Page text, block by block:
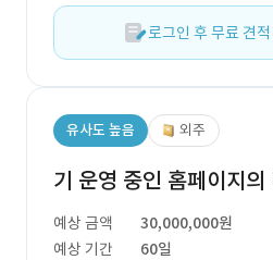
로그인 후 무료 견
유사도 높음 외주
기 운영 중인 홈페이지
예상 금액
30,000,000원
예상 기간
60일